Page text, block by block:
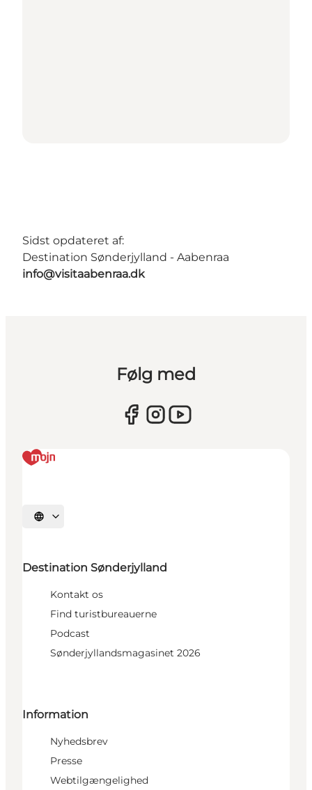
Sidst opdateret af:
Destination Sønderjylland - Aabenraa
info@visitaabenraa.dk
Følg med
Vælg sprog
Destination Sønderjylland
Kontakt os
Find turistbureauerne
Podcast
Sønderjyllandsmagasinet 2026
Information
Nyhedsbrev
Presse
Webtilgængelighed